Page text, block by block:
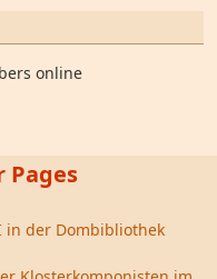
online
Pages
in der Dombibliothek